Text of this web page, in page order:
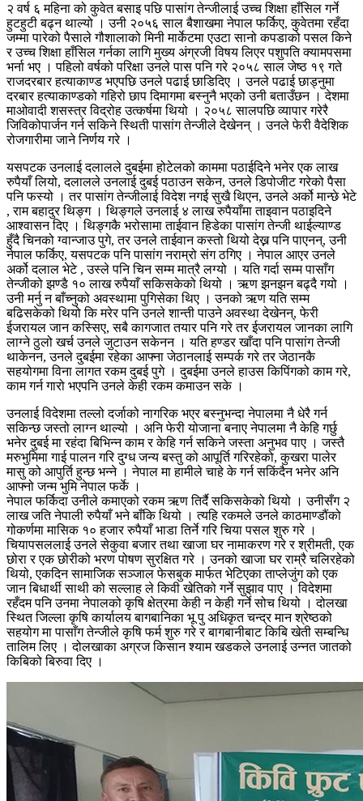
२ वर्ष ६ महिना को कुवेत बसाइ पछि पासांग तेन्जीलाई उच्च शिक्षा हाँसिल गर्ने
हुटहुटी बढ्न थाल्यो । उनी २०५६ साल बैशाखमा नेपाल फर्किए, कुवेतमा रहँदा
जम्मा पारेको पैसाले गौशालाको मिनी मार्केटमा एउटा सानो कपडाको पसल किने
र उच्च शिक्षा हाँसिल गर्नका लागि मुख्य अंग्रजी विषय लिएर पशुपति क्यामपसमा
भर्ना भए । पहिलो वर्षको परिक्षा उनले पास पनि गरे २०५८ साल जेष्ठ १९ गते
राजदरबार हत्याकाण्ड भएपछि उनले पढाई छाडिदिए । उनले पढाई छाड्नुमा
दरबार हत्याकाण्डको गहिरो छाप दिमागमा बस्नुनै भएको उनी बताउँछन । देशमा
माओवादी शसस्त्र विद्रोह उत्कर्षमा थियो । २०५८ सालपछि व्यापार गरेरै
जिविकोपार्जन गर्न सकिने स्थिती पासांग तेन्जीले देखेनन् । उनले फेरी वैदेशिक
रोजगारीमा जाने निर्णय गरे ।
यसपटक उनलाई दलालले दुबईमा होटेलको काममा पठाईदिने भनेर एक लाख
रुपैयाँ लियो, दलालले उनलाई दुबई पठाउन सकेन, उनले डिपोजीट गरेको पैसा
पनि फस्यो । तर पासांग तेन्जीलाई विदेश नगई सुखै थिएन, उनले अर्को मान्छे भेटे
, राम बहादुर थिङ्ग । थिङ्गले उनलाई ४ लाख रुपैयाँमा ताइवान पठाइदिने
आश्वासन दिए । थिङ्गकै भरोसामा ताईवान हिडेका पासांग तेन्जी थाईल्याण्ड
हुँदै चिनको ग्वान्जाउ पुगे, तर उनले ताईवान कस्तो थियो देख्न पनि पाएनन्, उनी
नेपाल फर्किए, यसपटक पनि पासांग नराम्रो संग ठगिए । नेपाल आएर उनले
अर्को दलाल भेटे , उस्ले पनि चिन सम्म मात्रै लग्यो । यति गर्दा सम्म पासाँग
तेन्जीको झण्डै १० लाख रुपैयाँ सकिसकेको थियो । ऋण झनझन बढ्दै गयो ।
उनी मर्नु न बाँच्नुको अवस्थामा पुगिसेका थिए । उनको ऋण यति सम्म
बढिसकेको थियो कि मरेर पनि उनले शान्ती पाउने अवस्था देखेनन्, फेरी
ईजरायल जान कस्सिए, सबै कागजात तयार पनि गरे तर ईजरायल जानका लागि
लाग्ने ठुलो खर्च उनले जुटाउन सकेनन । यति हण्डर खाँदा पनि पासांग तेन्जी
थाकेनन, उनले दुबईमा रहेका आफ्ना जेठानलाई सम्पर्क गरे तर जेठानकै
सहयोगमा विना लागत रकम दुबई पुगे । दुबईमा उनले हाउस किपिंगको काम गरे,
काम गर्न गारो भएपनि उनले केही रकम कमाउन सके ।
उनलाई विदेशमा तल्लो दर्जाको नागरिक भएर बस्नुभन्दा नेपालमा नै धेरै गर्न
सकिन्छ जस्तो लाग्न थाल्यो । अनि फेरी योजाना बनाए नेपालमा नै केहि गर्छु
भनेर दुबई मा रहंदा बिभिन्न काम र केहि गर्न सकिने जस्ता अनुभव पाए । जस्तै
मरुभुमिमा गाई पालन गरि दुग्ध जन्य बस्तु को आपूर्ति गरिरहेको, कुखरा पालेर
मासु को आपुर्ति हुन्छ भन्ने । नेपाल मा हामीले चाहे के गर्न सकिंदैन भनेर अनि
आफ्नो जन्म भुमि नेपाल फर्के ।
नेपाल फर्किदा उनीले कमाएको रकम ऋण तिर्दै सकिसकेको थियो । उनीसँग २
लाख जति नेपाली रुपैयाँ भने बाँकि थियो । त्यहि रकमले उनले काठमाण्डौंको
गोकर्णमा मासिक १० हजार रुपैयाँ भाडा तिर्ने गरि चिया पसल शुरु गरे ।
चियापसललाई उनले सेकुवा बजार तथा खाजा घर नामाकरण गरे र श्रीमती, एक
छोरा र एक छोरीको भरण पोषण सुरक्षित गरे । उनको खाजा घर राम्रै चलिरहेको
थियो, एकदिन सामाजिक सञ्जाल फेसबुक मार्फत भेटिएका ताप्लेजुंग को एक
जान बिधार्थी साथी को सल्लाह ले किवी खेतिको गर्ने सुझाव पाए । विदेशमा
रहँदम पनि उनमा नेपालको कृषि क्षेत्रमा केही न केही गर्ने सोच थियो । दोलखा
स्थित जिल्ला कृषि कार्यालय बागबानिका भू पु अधिकृत चन्द्र मान श्रेष्ठको
सहयोग मा पासाँग तेन्जीले कृषि फर्म शुरु गरे र बागबानीबाट किबि खेती सम्बन्धि
तालिम लिए । दोलखाका अग्रज किसान श्याम खडकले उनलाई उन्नत जातको
किबिको बिरुवा दिए ।